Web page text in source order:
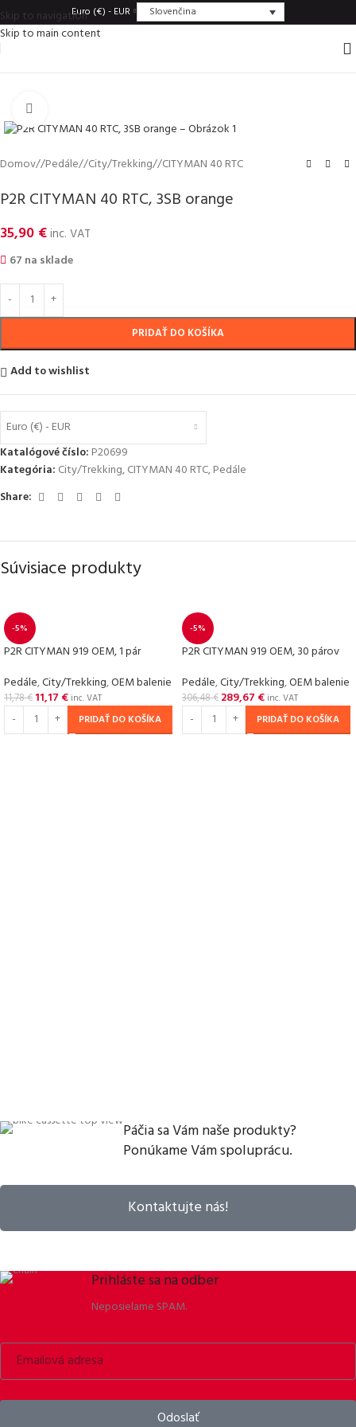
Skip to navigation
Skip to main content
Euro (€) - EUR Slovenčina
Domov/ Pedále/ City/Trekking/ CITYMAN 40 RTC
P2R CITYMAN 40 RTC, 3SB orange
35,90 €inc. VAT
67 na sklade
PRIDAŤ DO KOŠÍKA
Add to wishlist
Euro (€) - EUR
Katalógové číslo: P20699
Kategória: City/Trekking,CITYMAN 40 RTC,Pedále
Share:
Súvisiace produkty
-5%
P2R CITYMAN 919 OEM, 1 pár
Pedále,City/Trekking,OEM balenie
11,78€ 11,17 € inc. VAT
PRIDAŤ DO KOŠÍKA
-5%
P2R CITYMAN 919 OEM, 30 párov
Pedále,City/Trekking,OEM balenie
306,48€ 289,67 € inc. VAT
PRIDAŤ DO KOŠÍKA
Páčia sa Vám naše produkty?
Ponúkame Vám spoluprácu.
Kontaktujte nás!
Prihláste sa na odber
Neposielame SPAM.
Odoslať